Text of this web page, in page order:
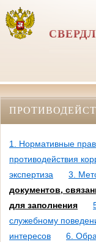
1. Нормативные
противодействия
экспертиза
3.
документов,
для заполнения
служебному
интересов
6.